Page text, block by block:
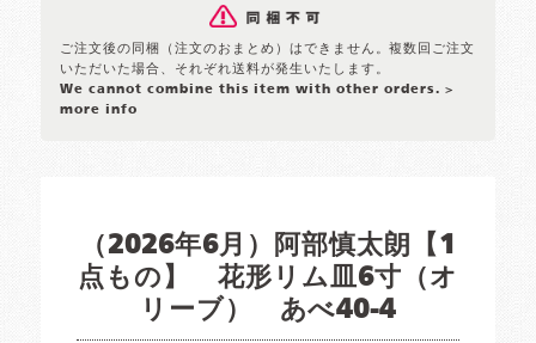
ご注文後の同梱（注文のおまとめ）はできません。複数回ご注文
いただいた場合、それぞれ送料が発生いたします。
We cannot combine this item with other orders. >
more info
（2026年6月）阿部慎太朗【1
点もの】 花形リム皿6寸（オ
リーブ） あべ40-4